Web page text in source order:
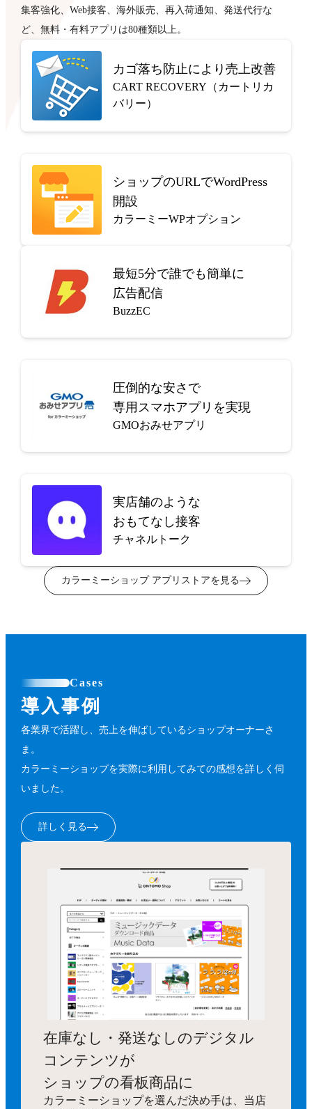
集客強化、Web接客、海外販売、再入荷通知、発送代行な
ど、無料・有料アプリは80種類以上。
カゴ落ち防止により売上改善
CART RECOVERY（カートリカ
バリー）
ショップのURLでWordPress
開設
カラーミーWPオプション
最短5分で誰でも簡単に
広告配信
BuzzEC
圧倒的な安さで
専用スマホアプリを実現
GMOおみせアプリ
実店舗のような
おもてなし接客
チャネルトーク
カラーミーショップ アプリストアを見る
Cases
導入事例
各業界で活躍し、売上を伸ばしているショップオーナーさ
ま。
カラーミーショップを実際に利用してみての感想を詳しく伺
いました。
詳しく見る
在庫なし・発送なしのデジタル
コンテンツが
ショップの看板商品に
カラーミーショップを選んだ決め手は、当店